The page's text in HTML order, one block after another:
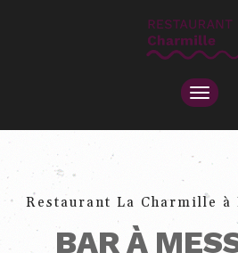
Restaurant La Charmille à
BAR À